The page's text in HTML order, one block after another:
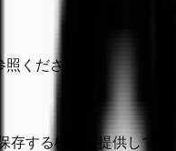
ください。
する機能を提供して